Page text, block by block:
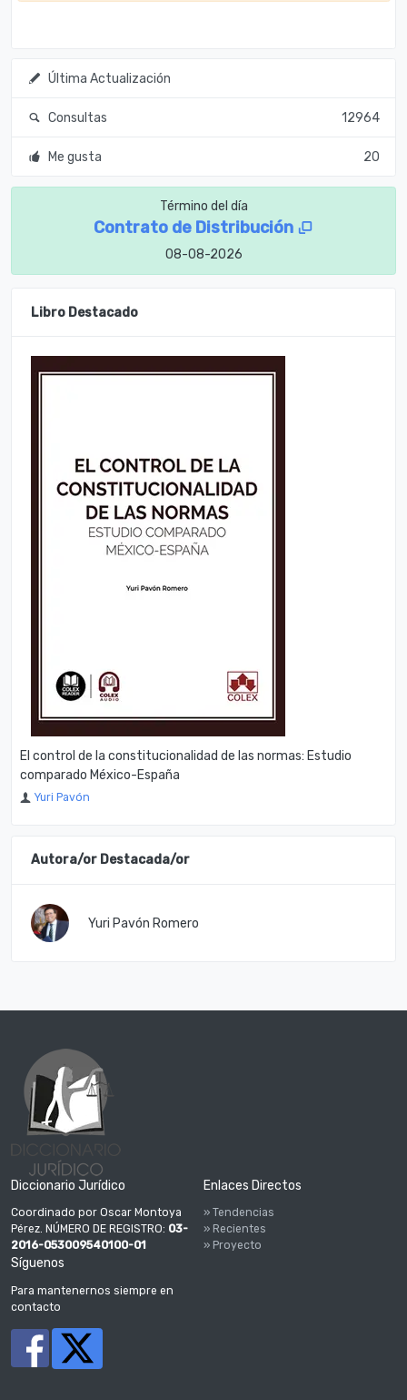
Última Actualización
Consultas 12964
Me gusta 20
Término del día
Contrato de Distribución
08-08-2026
Libro Destacado
El control de la constitucionalidad de las normas: Estudio
comparado México-España
Yuri Pavón
Autora/or Destacada/or
Yuri Pavón Romero
Diccionario Jurídico
Coordinado por Oscar Montoya
Pérez. NÚMERO DE REGISTRO: 03-
2016-053009540100-01
Enlaces Directos
» Tendencias
» Recientes
» Proyecto
Síguenos
Para mantenernos siempre en
contacto